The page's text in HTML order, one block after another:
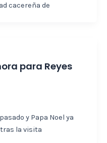
cacereña de
para Reyes
y Papa Noel ya
la visita